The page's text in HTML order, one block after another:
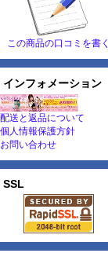
この商品の口コミを書く
インフォメーション
配送と返品について
個人情報保護方針
お問い合わせ
SSL